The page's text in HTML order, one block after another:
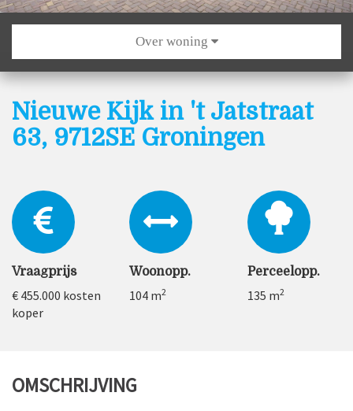
Over woning
Nieuwe Kijk in 't Jatstraat
63, 9712SE Groningen
Vraagprijs
€ 455.000 kosten
koper
Woonopp.
104 m2
Perceelopp.
135 m2
OMSCHRIJVING